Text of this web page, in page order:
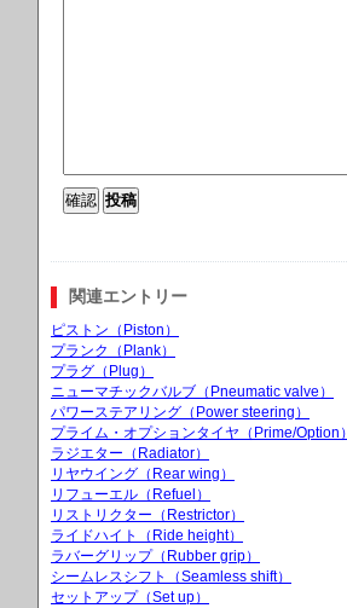
関連エントリー
ピストン（Piston）
プランク（Plank）
プラグ（Plug）
ニューマチックバルブ（Pneumatic valve）
パワーステアリング（Power steering）
プライム・オプションタイヤ（Prime/Option）
ラジエター（Radiator）
リヤウイング（Rear wing）
リフューエル（Refuel）
リストリクター（Restrictor）
ライドハイト（Ride height）
ラバーグリップ（Rubber grip）
シームレスシフト（Seamless shift）
セットアップ（Set up）